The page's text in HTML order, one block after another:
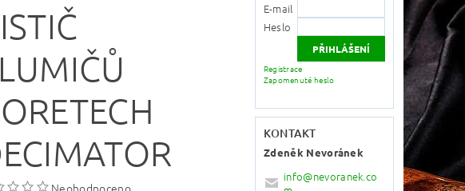
E-mail
Heslo
Registrace
Zapomenuté heslo
KONTAKT
Zdeněk Nevoránek
info@nevoranek.co